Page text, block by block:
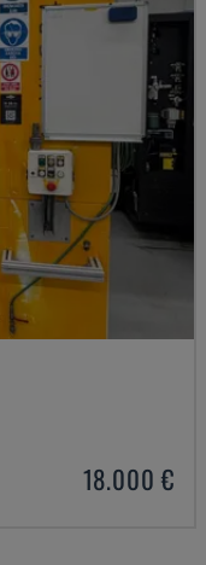
18.000 €